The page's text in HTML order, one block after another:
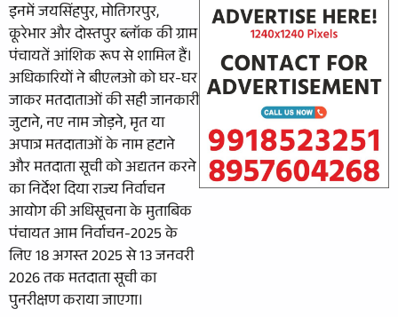
इनमें जयसिंहपुर, मोतिगरपुर,
कूरेभार और दोस्तपुर ब्लॉक की ग्राम
पंचायतें आंशिक रूप से शामिल हैं।
अधिकारियों ने बीएलओ को घर-घर
जाकर मतदाताओं की सही जानकारी
जुटाने, नए नाम जोड़ने, मृत या
अपात्र मतदाताओं के नाम हटाने
और मतदाता सूची को अद्यतन करने
का निर्देश दिया राज्य निर्वाचन
आयोग की अधिसूचना के मुताबिक
पंचायत आम निर्वाचन-2025 के
लिए 18 अगस्त 2025 से 13 जनवरी
2026 तक मतदाता सूची का
पुनरीक्षण कराया जाएगा।